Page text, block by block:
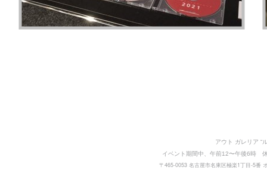
アウト ガレリア “
イベント期間中、午前12〜午後6時 休
〒 465-0053 名古屋市名東区極楽1丁目-5番